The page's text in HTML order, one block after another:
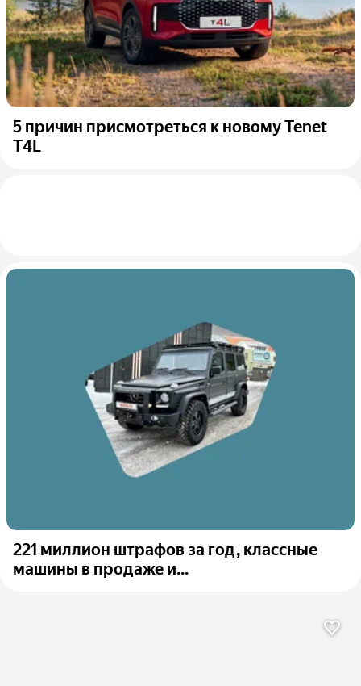
5 причин присмотреться к новому Tenet
T4L
221 миллион штрафов за год, классные
машины в продаже и...